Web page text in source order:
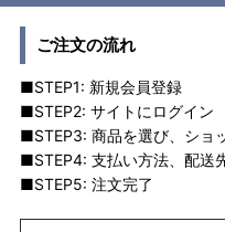
ご注文の流れ
■STEP1: 新規会員登録
■STEP2: サイトにログイン
■STEP3: 商品を選び、ショ
■STEP4: 支払い方法、配送
■STEP5: 注文完了